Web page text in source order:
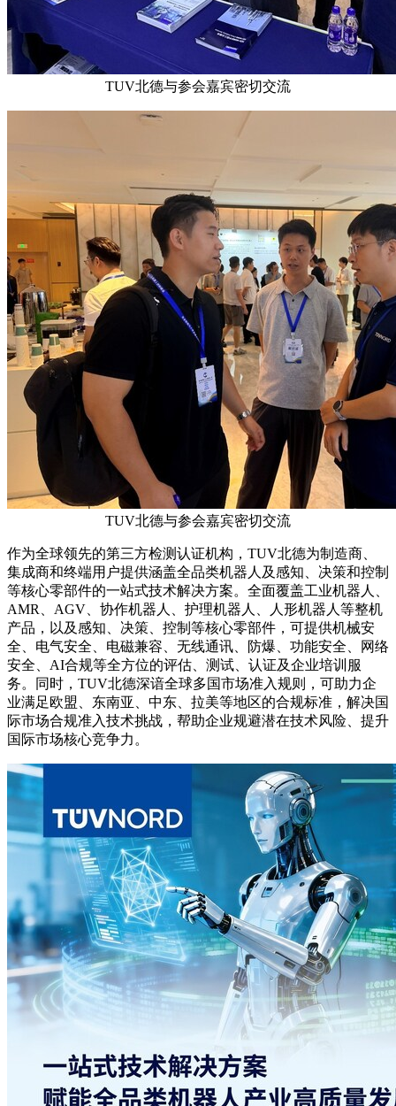
TUV北德与参会嘉宾密切交流
TUV北德与参会嘉宾密切交流
作为全球领先的第三方检测认证机构，TUV北德为制造商、
集成商和终端用户提供涵盖全品类机器人及感知、决策和控制
等核心零部件的一站式技术解决方案。全面覆盖工业机器人、
AMR、AGV、协作机器人、护理机器人、人形机器人等整机
产品，以及感知、决策、控制等核心零部件，可提供机械安
全、电气安全、电磁兼容、无线通讯、防爆、功能安全、网络
安全、AI合规等全方位的评估、测试、认证及企业培训服
务。同时，TUV北德深谙全球多国市场准入规则，可助力企
业满足欧盟、东南亚、中东、拉美等地区的合规标准，解决国
际市场合规准入技术挑战，帮助企业规避潜在技术风险、提升
国际市场核心竞争力。